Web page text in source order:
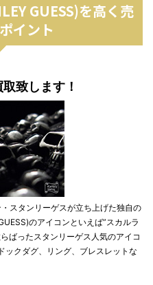
GUESS)を高く売
イント
致します！
スタンリーゲスが立ち上げた独自の
のアイコンといえば”スカルラ
ばったスタンリーゲス人気のアイコ
ックダグ、リング、ブレスレットな